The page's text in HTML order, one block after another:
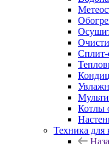
Котлы
Техника для